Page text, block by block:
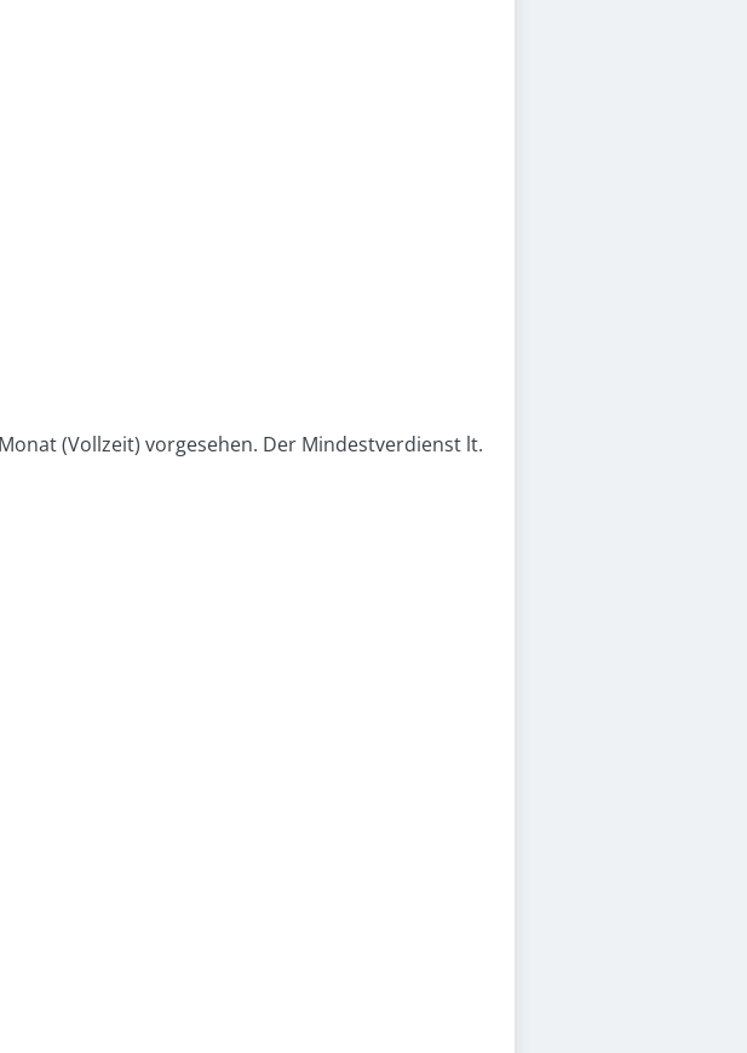
(Vollzeit) vorgesehen. Der Mindestverdienst lt.